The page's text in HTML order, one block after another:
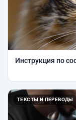
Инструкция по
ТЕКСТЫ И ПЕРЕВОДЫ